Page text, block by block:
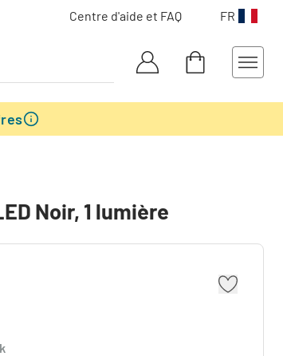
Centre d'aide et FAQ FR
Noir, 1 lumière